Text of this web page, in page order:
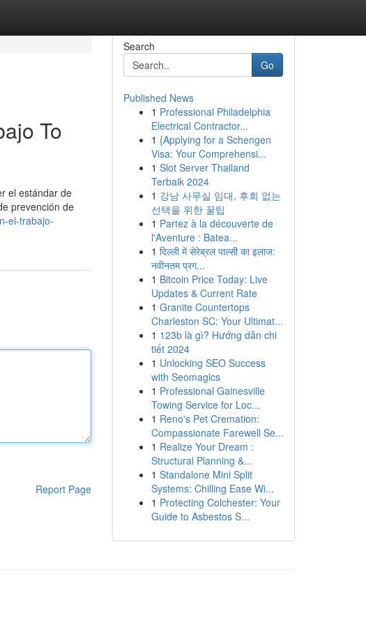
To
el estándar de
prevención de
el-trabajo-
Report Page
Search
Go
Published News
1 Professional Philadelphia
Electrical Contractor...
1 {Applying for a Schengen
Visa: Your Comprehensi...
1 Slot Server Thailand
Terbaik 2024
1 강남 사무실 임대, 후회 없는
선택을 위한 꿀팁
1 Partez à la découverte de
l'Aventure : Batea...
1 दिल्ली में सेरेब्रल पाल्सी का इलाज:
नवीनतम प्रग...
1 Bitcoin Price Today: Live
Updates & Current Rate
1 Granite Countertops
Charleston SC: Your Ultimat...
1 123b là gì? Hướng dẫn chi
tiết 2024
1 Unlocking SEO Success
with Seomagics
1 Professional Gainesville
Towing Service for Loc...
1 Reno's Pet Cremation:
Compassionate Farewell Se...
1 Realize Your Dream :
Structural Planning &...
1 Standalone Mini Split
Systems: Chilling Ease Wi...
1 Protecting Colchester: Your
Guide to Asbestos S...